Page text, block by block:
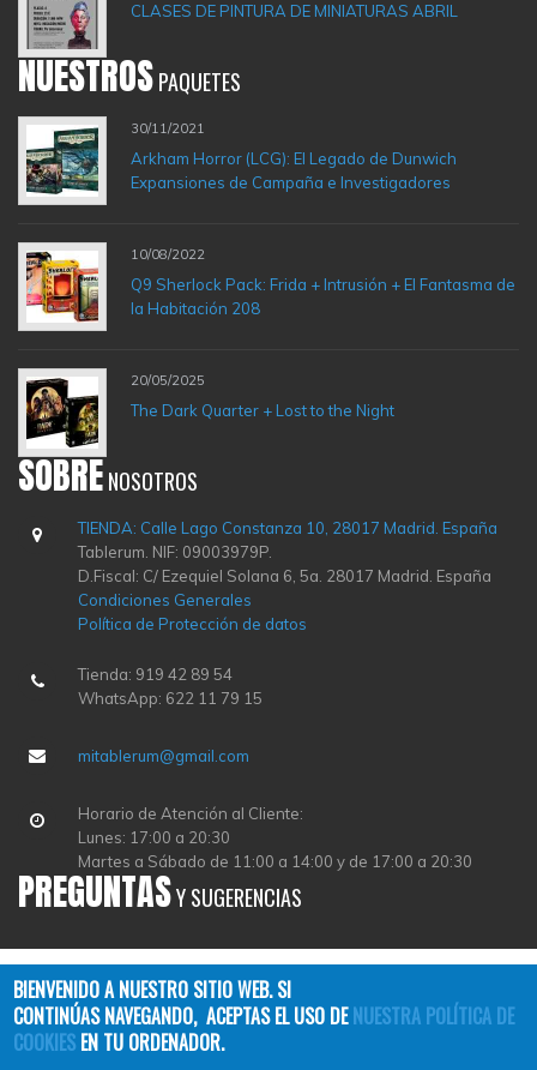
CLASES DE PINTURA DE MINIATURAS ABRIL
NUESTROSPAQUETES
30/11/2021
Arkham Horror (LCG): El Legado de Dunwich
Expansiones de Campaña e Investigadores
10/08/2022
Q9 Sherlock Pack: Frida + Intrusión + El Fantasma de
la Habitación 208
20/05/2025
The Dark Quarter + Lost to the Night
SOBRENOSOTROS
TIENDA: Calle Lago Constanza 10, 28017 Madrid. España
Tablerum. NIF: 09003979P.
D.Fiscal: C/ Ezequiel Solana 6, 5a. 28017 Madrid. España
Condiciones Generales
Política de Protección de datos
Tienda: 919 42 89 54
WhatsApp: 622 11 79 15
mitablerum@gmail.com
Horario de Atención al Cliente:
Lunes: 17:00 a 20:30
Martes a Sábado de 11:00 a 14:00 y de 17:00 a 20:30
PREGUNTASY SUGERENCIAS
BIENVENIDO A NUESTRO SITIO WEB. SI
CONTINÚAS NAVEGANDO, ACEPTAS EL USO DENUESTRA POLÍTICA DE
COOKIES EN TU ORDENADOR.